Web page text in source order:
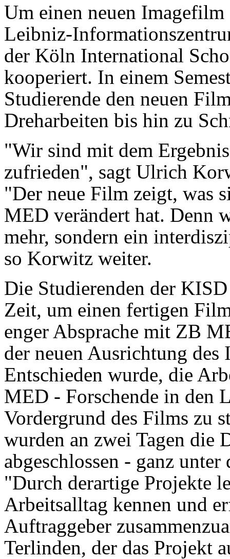
Um einen neuen
Leibniz-
der Köln International
kooperiert. In einem
Studierende den neuen
Dreharbeiten bis hin zu
"Wir sind mit dem
zufrieden", sagt Ulrich
"Der neue Film zeigt, was
MED verändert hat. Denn
mehr, sondern ein
so Korwitz weiter.
Die Studierenden der
Zeit, um einen fertigen
enger Absprache mit ZB
der neuen Ausrichtung
Entschieden wurde, die
MED - Forschende in den
Vordergrund des Films zu
wurden an zwei Tagen die
abgeschlossen - ganz
"Durch derartige Projekte
Arbeitsalltag kennen und
Auftraggeber
Terlinden, der das Projekt